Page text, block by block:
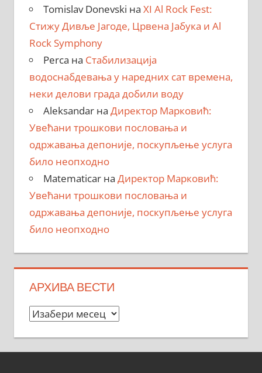
Tomislav Donevski на XI Al Rock Fest:
Стижу Дивље Јагоде, Црвена Јабука и Al
Rock Symphony
Perca на Стабилизација
водоснабдевања у наредних сат времена,
неки делови града добили воду
Aleksandarна Директор Марковић:
Увећани трошкови пословања и
одржавања депоније, поскупљење услуга
било неопходно
Matematicarна Директор Марковић:
Увећани трошкови пословања и
одржавања депоније, поскупљење услуга
било неопходно
АРХИВА ВЕСТИ
Архива